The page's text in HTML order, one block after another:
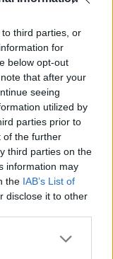
third parties, or
for
below opt-out
that after your
seeing
utilized by
parties prior to
of the further
third parties on the
information may
the IAB’s List of
disclose it to other
or more Google